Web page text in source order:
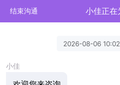
结束沟通 小佳正在
2026-08-06
小佳